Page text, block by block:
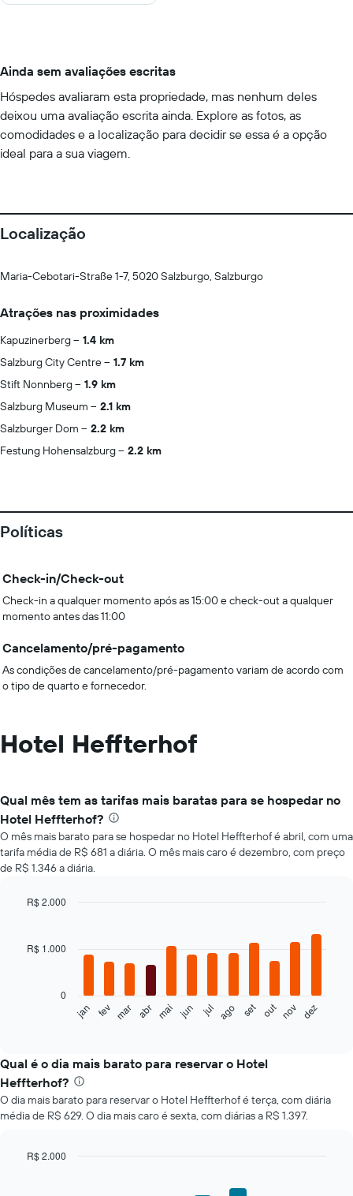
Ainda sem avaliações escritas
Hóspedes avaliaram esta propriedade, mas nenhum deles
deixou uma avaliação escrita ainda. Explore as fotos, as
comodidades e a localização para decidir se essa é a opção
ideal para a sua viagem.
Localização
Maria-Cebotari-Straße 1-7, 5020 Salzburgo, Salzburgo
Atrações nas proximidades
Kapuzinerberg
1.4 km
Salzburg City Centre
1.7 km
Stift Nonnberg
1.9 km
Salzburg Museum
2.1 km
Salzburger Dom
2.2 km
Festung Hohensalzburg
2.2 km
Políticas
Check-in/Check-out
Check-in a qualquer momento após as 15:00 e check-out a qualquer
momento antes das 11:00
Cancelamento/pré-pagamento
As condições de cancelamento/pré-pagamento variam de acordo com
o tipo de quarto e fornecedor.
Hotel Heffterhof
Qual mês tem as tarifas mais baratas para se hospedar no
Hotel Heffterhof?
O mês mais barato para se hospedar no Hotel Heffterhof é abril, com uma
tarifa média de R$ 681 a diária. O mês mais caro é dezembro, com preço
de R$ 1.346 a diária.
with
12
exibe
o
preço
médio
de
quarto
jan fev mar abr mai jun jul ago set out nov dez
0
R$ 1.000
R$ 2.000
Qual é o dia mais barato para reservar o Hotel
Heffterhof?
O dia mais barato para reservar o Hotel Heffterhof é terça, com diária
média de R$ 629. O dia mais caro é sexta, com diárias a R$ 1.397.
R$ 2.000